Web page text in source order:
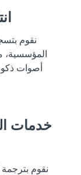
نقوم
المؤسسية،
أصوات
نقوم بترجمة